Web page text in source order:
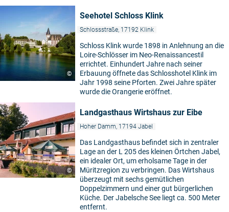
©
Seehotel Schloss Klink
Schlossstraße, 17192 Klink
Schloss Klink wurde 1898 in Anlehnung an die
Loire-Schlösser im Neo-Renaissancestil
errichtet. Einhundert Jahre nach seiner
Erbauung öffnete das Schlosshotel Klink im
Jahr 1998 seine Pforten. Zwei Jahre später
wurde die Orangerie eröffnet.
©
Landgasthaus Wirtshaus zur Eibe
Hoher Damm, 17194 Jabel
Das Landgasthaus befindet sich in zentraler
Lage an der L 205 des kleinen Örtchen Jabel,
ein idealer Ort, um erholsame Tage in der
Müritzregion zu verbringen. Das Wirtshaus
überzeugt mit sechs gemütlichen
Doppelzimmern und einer gut bürgerlichen
Küche. Der Jabelsche See liegt ca. 500 Meter
entfernt.